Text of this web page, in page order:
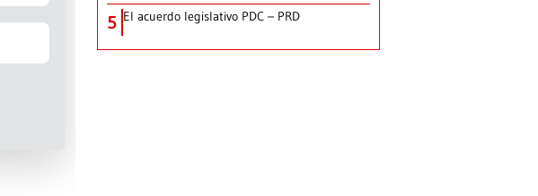
5 El acuerdo legislativo PDC – PRD